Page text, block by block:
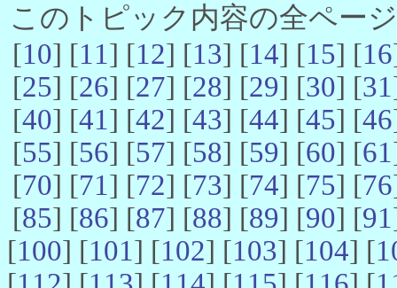
このトピック内容の全ペー
[10] [11] [12] [13] [14] [15] [16
[25] [26] [27] [28] [29] [30] [31
[40] [41] [42] [43] [44] [45] [46
[55] [56] [57] [58] [59] [60] [61
[70] [71] [72] [73] [74] [75] [76
[85] [86] [87] [88] [89] [90] [91
[100] [101] [102] [103] [104] [